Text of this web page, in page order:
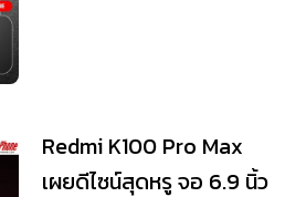
Redmi K100 Pro Max
เผยดีไซน์สุดหรู จอ 6.9 นิ้ว